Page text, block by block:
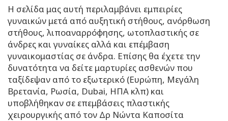
Η σελίδα μας αυτή περιλαμβάνει εμπειρίες
γυναικών μετά από αυξητική στήθους, ανόρθωση
στήθους, λιποαναρρόφησης, ωτοπλαστικής σε
άνδρες και γυναίκες αλλά και επέμβαση
γυναικομαστίας σε άνδρα. Επίσης θα έχετε την
δυνατότητα να δείτε μαρτυρίες ασθενών που
ταξίδεψαν από το εξωτερικό (Ευρώπη, Μεγάλη
Βρετανία, Ρωσία, Dubai, ΗΠΑ κλπ) και
υποβλήθηκαν σε επεμβάσεις πλαστικής
χειρουργικής από τον Δρ Νώντα Καποσίτα